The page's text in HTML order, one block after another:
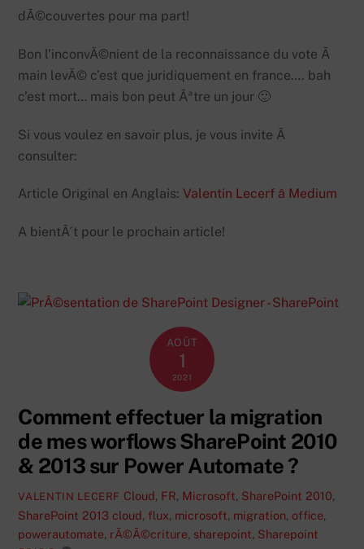
dÃ©couvertes pour ma part!
Bon l’inconvÃ©nient de la reconnaissance du vote Ã
main levÃ© c’est que juridiquement en france…. bah
c’est mort… mais bon peut Ãªtre un jour 🙂
Si vous voulez en savoir plus, je vous invite Ã
consulter:
Article Original en Anglais: Valentin Lecerf â Medium
A bientÃ´t pour le prochain article!
AOÛT
1
2021
Comment effectuer la migration
de mes worflows SharePoint 2010
& 2013 sur Power Automate ?
VALENTIN LECERF Cloud, FR, Microsoft, SharePoint 2010,
SharePoint 2013 cloud, flux, microsoft, migration, office,
powerautomate, rÃ©Ã©criture, sharepoint, Sharepoint